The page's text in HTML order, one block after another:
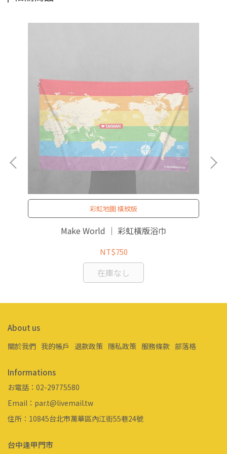
彩虹地圖 橫紋版
Make World ｜ 彩虹橫版浴巾
NT$750
在庫なし
About us
關於我們 我的帳戶 退款政策 隱私政策 服務條款 部落格
Informations
お電話：02-29775580
Email：par.t@livemail.tw
住所：10845台北市萬華區內江街55巷24號
台中逢甲門市